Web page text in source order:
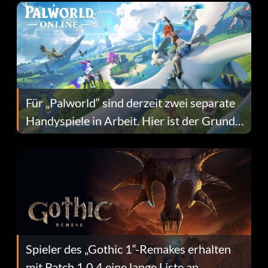
Für „Palworld“ sind derzeit zwei separate
Handyspiele in Arbeit. Hier ist der Grund
dafür.
Spieler des „Gothic 1“-Remakes erhalten